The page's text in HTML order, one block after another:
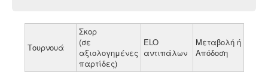
Τουρνουά
Σκορ
(σε
αξιολογημένες
παρτίδες)
ELO
αντιπάλων
Μεταβολή ή
Απόδοση